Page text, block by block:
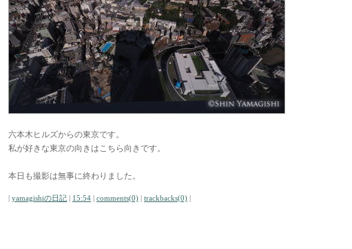
六本木ヒルズからの東京です。
私が好きな東京の向きはこちら向きです。
本日も撮影は無事に終わりました。
| yamagishiの日記 | 15:54 | comments(0) | trackbacks(0) |